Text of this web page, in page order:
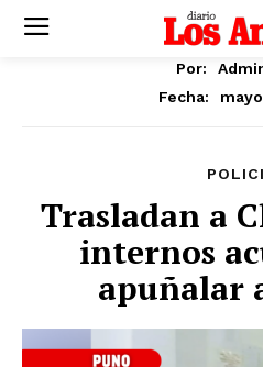
Por:
Fecha:
Trasladan a
internos
apuñalar